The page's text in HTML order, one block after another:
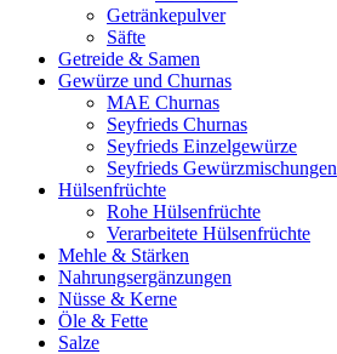
Getränkepulver
Säfte
Getreide & Samen
Gewürze und Churnas
MAE Churnas
Seyfrieds Churnas
Seyfrieds Einzelgewürze
Seyfrieds Gewürzmischungen
Hülsenfrüchte
Rohe Hülsenfrüchte
Verarbeitete Hülsenfrüchte
Mehle & Stärken
Nahrungsergänzungen
Nüsse & Kerne
Öle & Fette
Salze